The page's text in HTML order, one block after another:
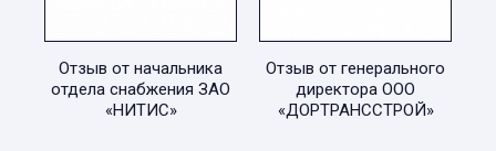
Отзыв от начальника
отдела снабжения ЗАО
«НИТИС»
Отзыв от генерального
директора ООО
«ДОРТРАНССТРОЙ»